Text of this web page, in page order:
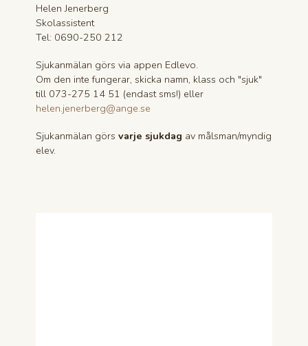
Helen Jenerberg
Skolassistent
Tel: 0690-250 212
Sjukanmälan görs via appen Edlevo.
Om den inte fungerar, skicka namn, klass och "sjuk"
till 073-275 14 51 (endast sms!) eller
helen.jenerberg@ange.se
Sjukanmälan görs varje sjukdag av målsman/myndig
elev.